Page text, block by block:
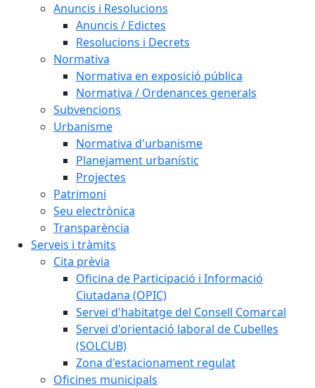
Anuncis i Resolucions
Anuncis / Edictes
Resolucions i Decrets
Normativa
Normativa en exposició pública
Normativa / Ordenances generals
Subvencions
Urbanisme
Normativa d'urbanisme
Planejament urbanístic
Projectes
Patrimoni
Seu electrònica
Transparència
Serveis i tràmits
Cita prèvia
Oficina de Participació i Informació
Ciutadana (OPIC)
Servei d'habitatge del Consell Comarcal
Servei d'orientació laboral de Cubelles
(SOLCUB)
Zona d'estacionament regulat
Oficines municipals